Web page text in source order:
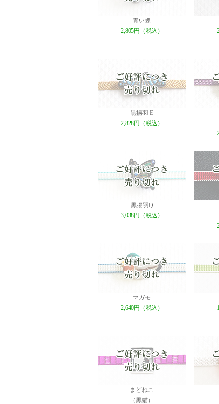
青い蝶
2,805円（税込）
黒揚羽 E
2,828円（税込）
黒揚羽Q
3,038円（税込）
マガモ
2,640円（税込）
まどねこ
（黒猫）